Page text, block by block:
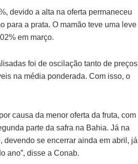
devido a alta na oferta permaneceu
para a prata. O mamão teve uma leve
em março.
foi de oscilação tanto de preços
na média ponderada. Com isso, o
causa da menor oferta da fruta, com
parte da safra na Bahia. Já na
se encerrar ainda em abril, já
ano”, disse a Conab.